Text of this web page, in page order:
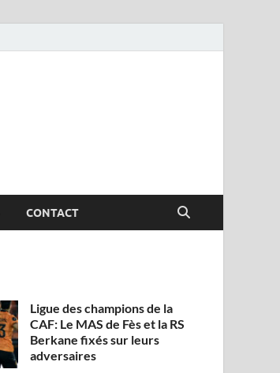
CONTACT
Ligue des champions de la
CAF: Le MAS de Fès et la RS
Berkane fixés sur leurs
adversaires